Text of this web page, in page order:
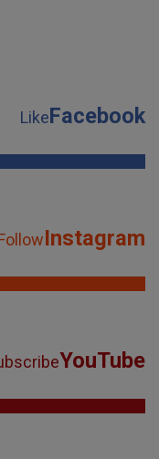
LikeFacebook
Instagram
YouTube